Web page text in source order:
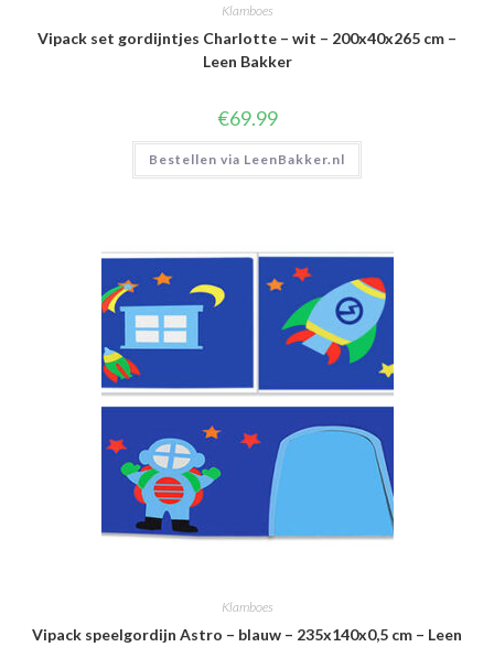
Klamboes
Vipack set gordijntjes Charlotte – wit – 200x40x265 cm –
Leen Bakker
€69.99
Bestellen via LeenBakker.nl
Klamboes
Vipack speelgordijn Astro – blauw – 235x140x0,5 cm – Leen